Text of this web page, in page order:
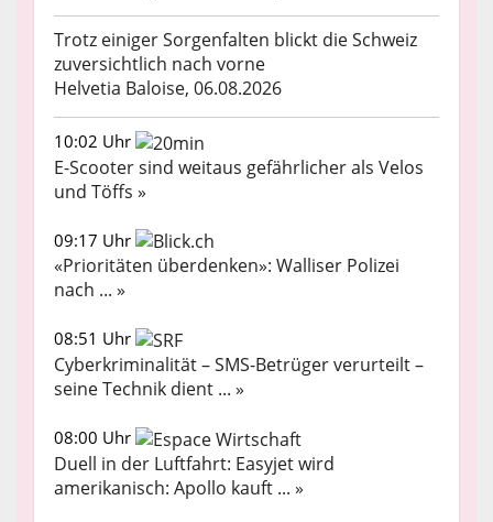
Trotz einiger Sorgenfalten blickt die Schweiz
zuversichtlich nach vorne
Helvetia Baloise, 06.08.2026
10:02 Uhr
E-Scooter sind weitaus gefährlicher als Velos
und Töffs »
09:17 Uhr
«Prioritäten überdenken»: Walliser Polizei
nach ... »
08:51 Uhr
Cyberkriminalität – SMS-Betrüger verurteilt –
seine Technik dient ... »
08:00 Uhr
Duell in der Luftfahrt: Easyjet wird
amerikanisch: Apollo kauft ... »